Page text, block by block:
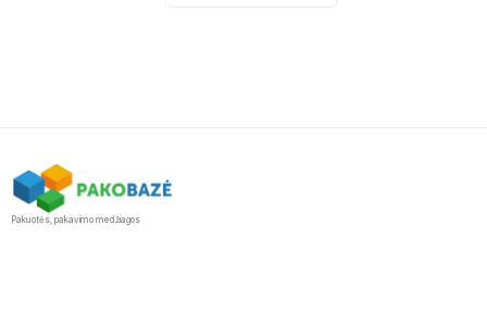
Pakuotės, pakavimo medžiagos